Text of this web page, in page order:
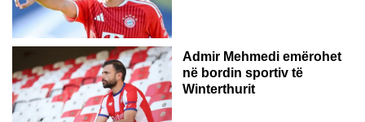
ZVICËR
Admir Mehmedi emërohet
në bordin sportiv të
Winterthurit